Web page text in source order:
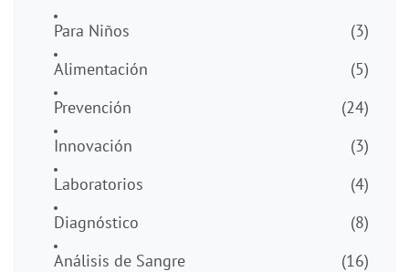
Para Niños
(3)
Alimentación
(5)
Prevención
(24)
Innovación
(3)
Laboratorios
(4)
Diagnóstico
(8)
Análisis de Sangre
(16)